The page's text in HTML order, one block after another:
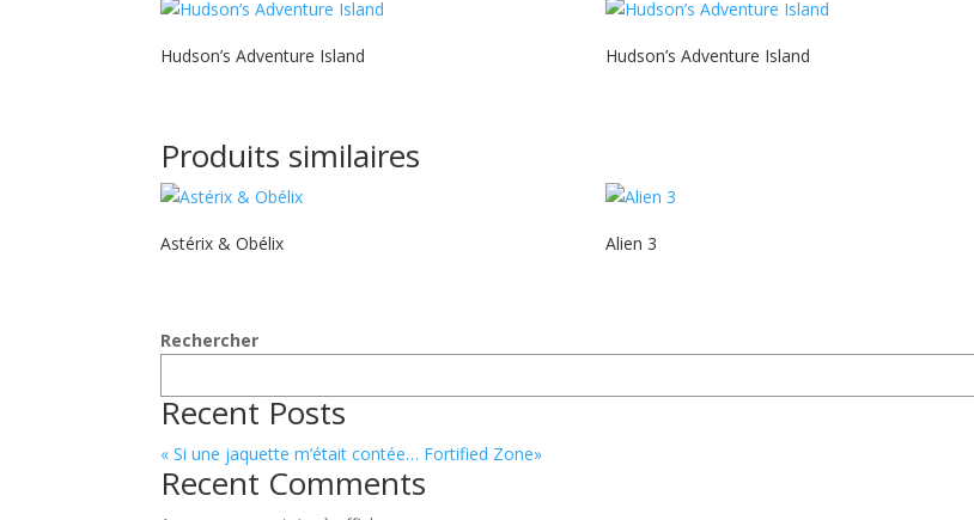
Hudson’s Adventure Island Hudson’s Adventure Island
Produits similaires
Astérix & Obélix Alien 3
Rechercher
Recent Posts
« Si une jaquette m’était contée… Fortified Zone»
Recent Comments